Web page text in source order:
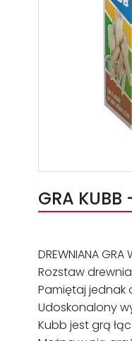
GRA KUBB
DREWNIANA GRA
Rozstaw
Pamiętaj jednak
Udoskonalony
Kubb jest grą